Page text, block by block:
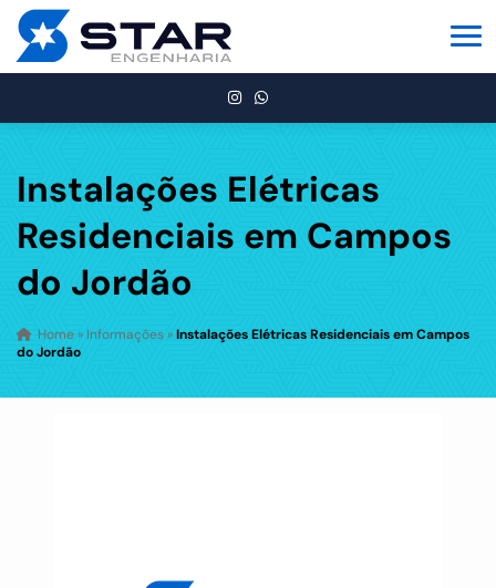
Instalações Elétricas
Residenciais em Campos
do Jordão
Home » Informações »Instalações Elétricas Residenciais em Campos
do Jordão